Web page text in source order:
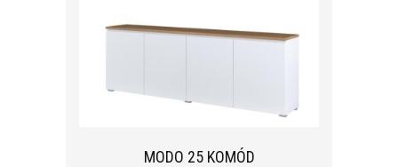
MODO 25 KOMÓD